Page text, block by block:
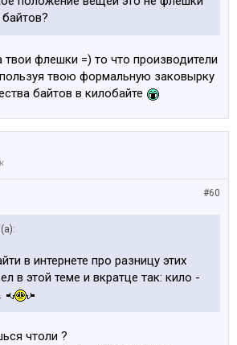
твои флешки =) то что производители
твою формальную заковырку
байтов в килобайте
#60
в интернете про разницу этих
в этой теме и вкратце так: кило -
чтоли ?